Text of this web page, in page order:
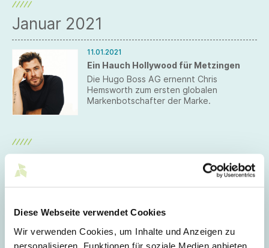
Diese Webseite verwendet Cookies
Wir verwenden Cookies, um Inhalte und Anzeigen zu
personalisieren, Funktionen für soziale Medien anbieten
Januar 2021
11.01.2021
Ein Hauch Hollywood für Metzingen
Die Hugo Boss AG ernennt Chris
Hemsworth zum ersten globalen
Markenbotschafter der Marke.
Dezember 2020
21.12.2020
Der Bundestag hat das
Jahressteuergesetz am 16. Dezember
2020 beschlossen. Damit werden u. a. die